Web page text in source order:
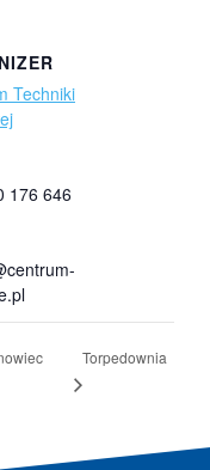
Techniki
176 646
Torpedownia